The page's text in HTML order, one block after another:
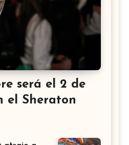
será el 2 de
el Sheraton